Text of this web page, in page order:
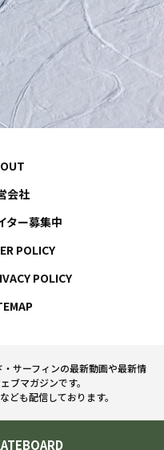
会社
ター募集中
POLICY
POLICY
サーフィンの最新動画や最新情
ブマガジンです。
ども配信しております。